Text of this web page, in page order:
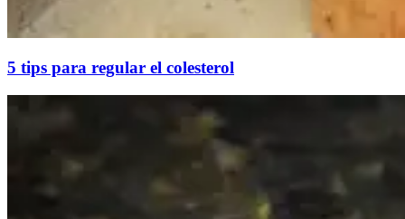
5 tips para regular el colesterol